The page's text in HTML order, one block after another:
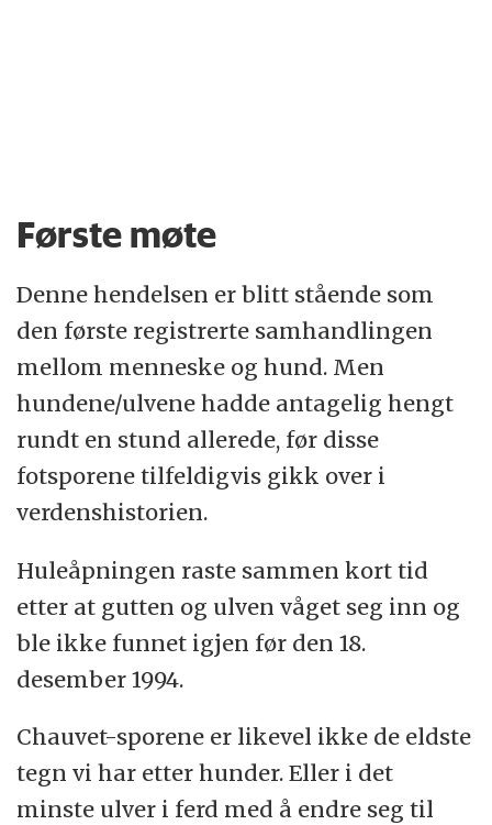
Første møte
Denne hendelsen er blitt stående som
den første registrerte samhandlingen
mellom menneske og hund. Men
hundene/ulvene hadde antagelig hengt
rundt en stund allerede, før disse
fotsporene tilfeldigvis gikk over i
verdenshistorien.
Huleåpningen raste sammen kort tid
etter at gutten og ulven våget seg inn og
ble ikke funnet igjen før den 18.
desember 1994.
Chauvet-sporene er likevel ikke de eldste
tegn vi har etter hunder. Eller i det
minste ulver i ferd med å endre seg til